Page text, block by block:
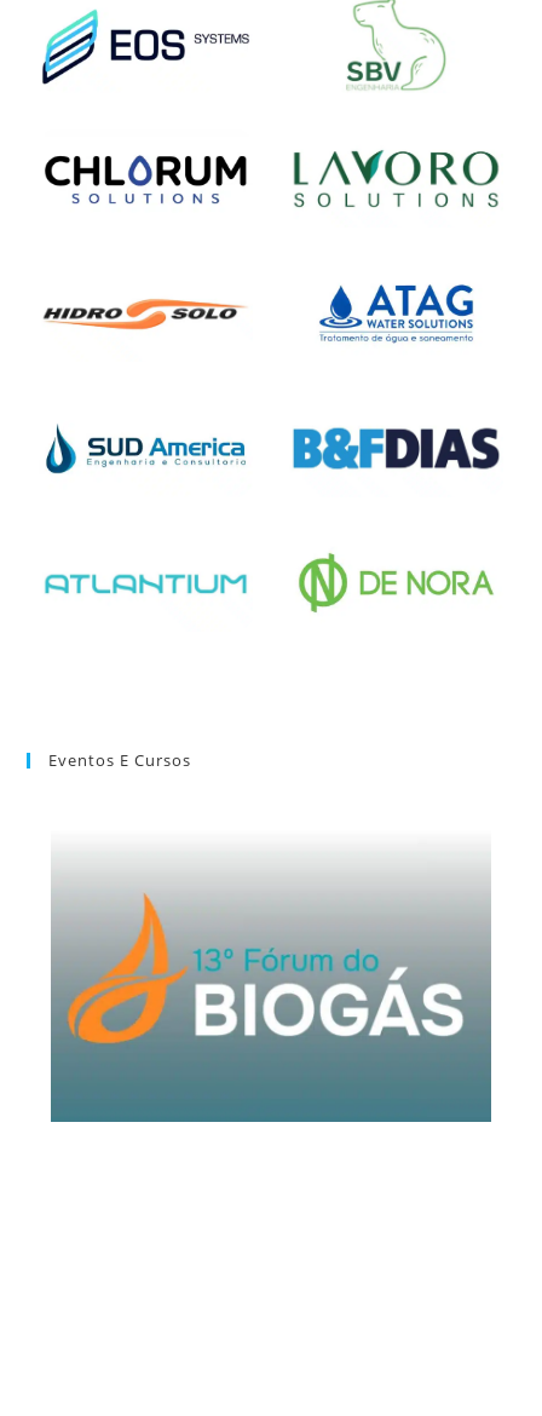
Eventos E Cursos